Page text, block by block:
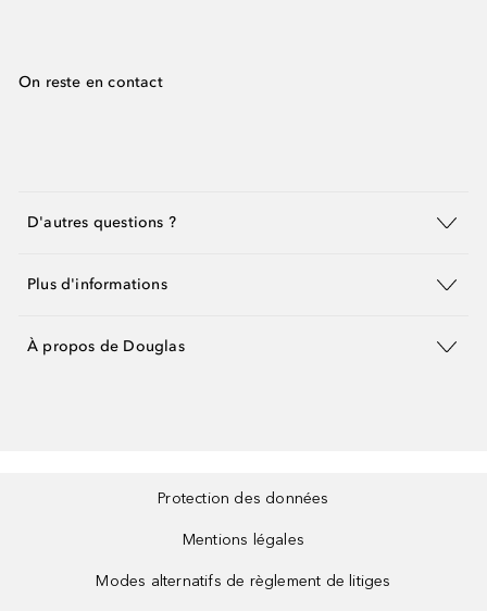
On reste en contact
D'autres questions ?
Plus d'informations
À propos de Douglas
Protection des données
Mentions légales
Modes alternatifs de règlement de litiges